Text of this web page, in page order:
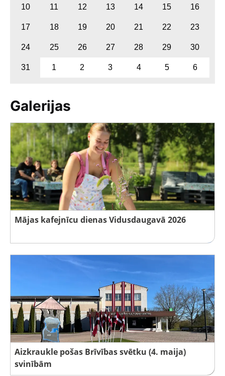
10 11 12 13 14 15 16
17 18 19 20 21 22 23
24 25 26 27 28 29 30
31 1 2 3 4 5 6
Galerijas
Mājas kafejnīcu dienas Vidusdaugavā 2026
Aizkraukle pošas Brīvības svētku (4. maija)
svinībām